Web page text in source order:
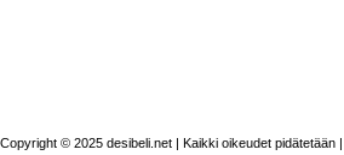
Copyright © 2025 desibeli.net | Kaikki oikeudet pidätetään |